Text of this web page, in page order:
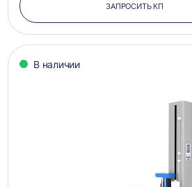
ЗАПРОСИТЬ КП
В наличии